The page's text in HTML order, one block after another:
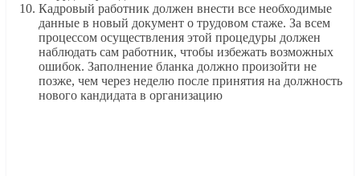
Кадровый работник должен внести все необходимые
данные в новый документ о трудовом стаже. За всем
процессом осуществления этой процедуры должен
наблюдать сам работник, чтобы избежать возможных
ошибок. Заполнение бланка должно произойти не
позже, чем через неделю после принятия на должность
нового кандидата в организацию